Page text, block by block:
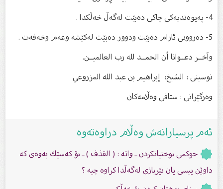
وآخــر دعــوانا أن الحمــد لله رب العالميــن.
نوسینى : الشيخ: إبراهيم بن عبد الله المزروعي
وەرگێرانی : ستافی وەڵامەکان
ئەم پرسیارانەش وەڵام دراوەتەوە
حوكمی بوختیانكردن ـ واتە : ( القذف ) ـ بۆ كەسێك بەوەی كە
داوێن پیسی یان نێربازی لەگەڵدا كراوە چیە ؟